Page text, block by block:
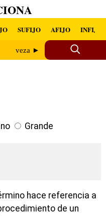
SUFIJO AFIJO INFIJO
veza ►
Grande
hace referencia a
de un